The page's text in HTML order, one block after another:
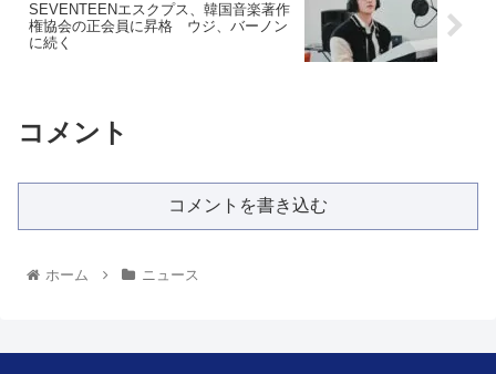
SEVENTEENエスクプス、韓国音楽著作
権協会の正会員に昇格 ウジ、バーノン
に続く
コメント
コメントを書き込む
ホーム ニュース